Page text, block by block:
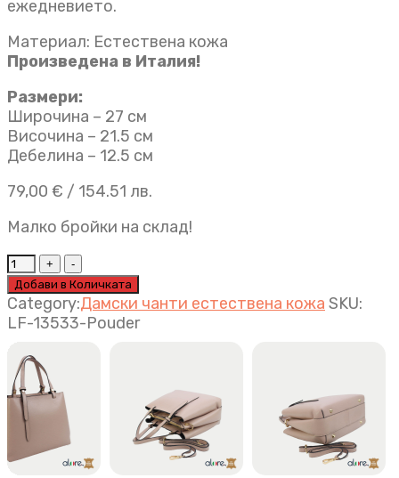
ежедневието.
Материал: Естествена кожа
Произведена в Италия!
Размери:
Широчина – 27 см
Височина – 21.5 см
Дебелина – 12.5 см
79,00 € / 154.51 лв.
Малко бройки на склад!
Дамска
чанта
Victoria
пудра
Добави в Количката
Category:Дамски чанти естествена кожа SKU:
LF-13533-Pouder